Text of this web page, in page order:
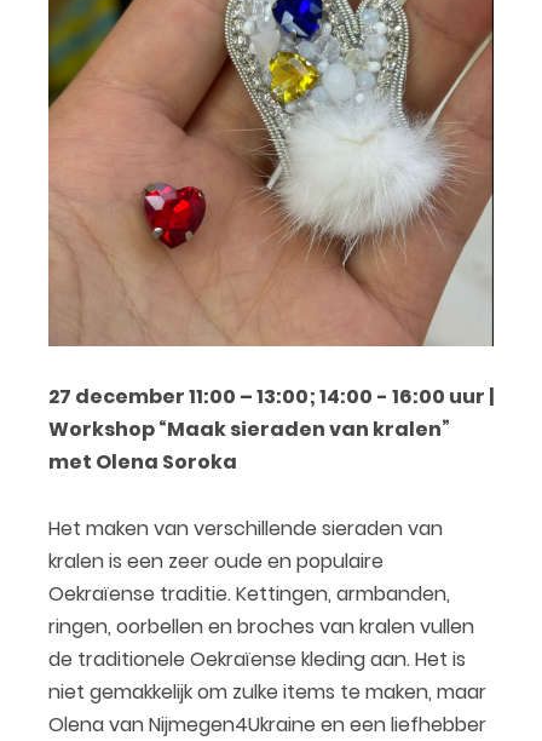
27 december 11:00 – 13:00; 14:00 - 16:00 uur |
Workshop “Maak sieraden van kralen”
met Olena Soroka
Het maken van verschillende sieraden van
kralen is een zeer oude en populaire
Oekraïense traditie. Kettingen, armbanden,
ringen, oorbellen en broches van kralen vullen
de traditionele Oekraïense kleding aan. Het is
niet gemakkelijk om zulke items te maken, maar
Olena van Nijmegen4Ukraine en een liefhebber